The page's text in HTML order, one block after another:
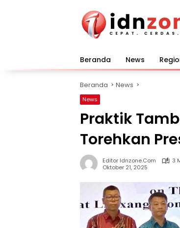
Beranda News
Beranda News
News
Praktik
Torehkan
Editor Idnzone.com
3
Oktober 21, 2025